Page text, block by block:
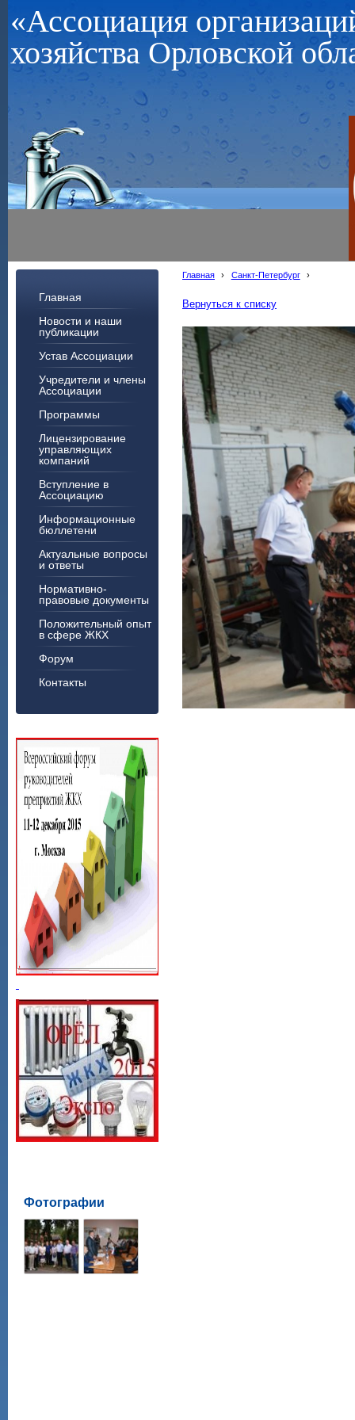
«Ассоциация
хозяйства Орловской
Главная
Новости и наши
публикации
Устав Ассоциации
Учредители и члены
Ассоциации
Программы
Лицензирование
управляющих
компаний
Вступление в
Ассоциацию
Информационные
бюллетени
Актуальные вопросы
и ответы
Нормативно-
правовые документы
Положительный опыт
в сфере ЖКХ
Форум
Контакты
Фотографии
Главная › Санкт-Петербург ›
Вернуться к списку